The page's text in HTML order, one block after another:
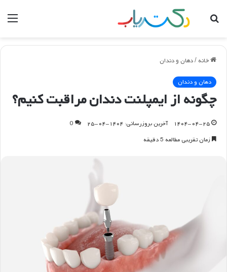
جستجو
خانه /دهان و دندان
دهان و دندان
چگونه از ایمپلنت دندان مراقبت کنیم؟
۱۴۰۴-۰۴-۲۵ آخرین بروزرسانی: ۱۴۰۴-۰۴-۲۵
0
زمان تقریبی مطالعه 5 دقیقه